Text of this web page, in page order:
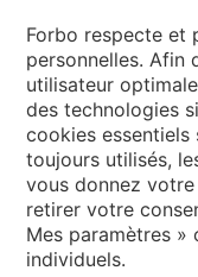
My Forbo
LEXIQUE
PLAN DU SITE
Forbo respecte et
personnelles. Afin
utilisateur
des technologies
cookies essentiels
toujours utilisés,
vous donnez
retirer votre
Mes paramètres
individuels.